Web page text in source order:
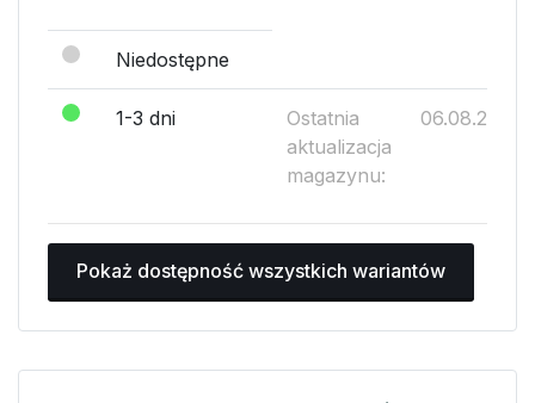
Niedostępne
1-3 dni
Ostatnia
aktualizacja
magazynu:
06.08.2026
Pokaż dostępność wszystkich wariantów